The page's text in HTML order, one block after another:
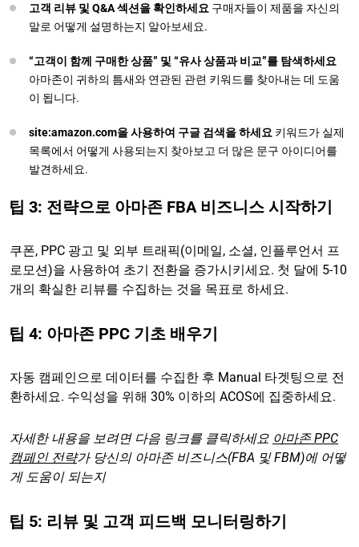
고객 리뷰 및 Q&A 섹션을 확인하세요 구매자들이 제품을 자신의
말로 어떻게 설명하는지 알아보세요.
“고객이 함께 구매한 상품” 및 “유사 상품과 비교”를 탐색하세요
아마존이 귀하의 틈새와 연관된 관련 키워드를 찾아내는 데 도움
이 됩니다.
site:amazon.com을 사용하여 구글 검색을 하세요 키워드가 실제
목록에서 어떻게 사용되는지 찾아보고 더 많은 문구 아이디어를
발견하세요.
팁 3: 전략으로 아마존 FBA 비즈니스 시작하기
쿠폰, PPC 광고 및 외부 트래픽(이메일, 소셜, 인플루언서 프
로모션)을 사용하여 초기 전환을 증가시키세요. 첫 달에 5-10
개의 확실한 리뷰를 수집하는 것을 목표로 하세요.
팁 4: 아마존 PPC 기초 배우기
자동 캠페인으로 데이터를 수집한 후 Manual 타겟팅으로 전
환하세요. 수익성을 위해 30% 이하의 ACOS에 집중하세요.
자세한 내용을 보려면 다음 링크를 클릭하세요 아마존 PPC
캠페인 전략가 당신의 아마존 비즈니스(FBA 및 FBM)에 어떻
게 도움이 되는지
팁 5: 리뷰 및 고객 피드백 모니터링하기